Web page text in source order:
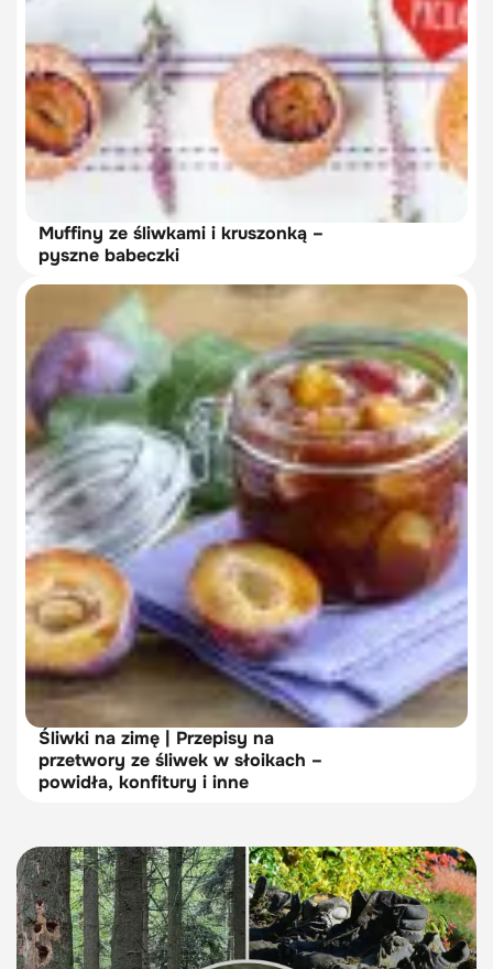
Muffiny ze śliwkami i kruszonką –
pyszne babeczki
Śliwki na zimę | Przepisy na
przetwory ze śliwek w słoikach –
powidła, konfitury i inne